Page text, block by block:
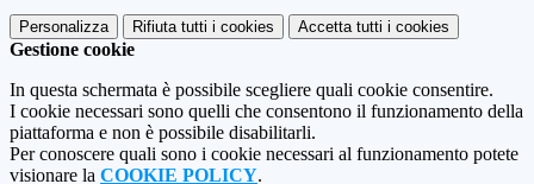
Personalizza Rifiuta tutti i cookies Accetta tutti i cookies
Gestione cookie
In questa schermata è possibile scegliere quali cookie consentire.
I cookie necessari sono quelli che consentono il funzionamento della
piattaforma e non è possibile disabilitarli.
Per conoscere quali sono i cookie necessari al funzionamento potete
visionare la COOKIE POLICY.